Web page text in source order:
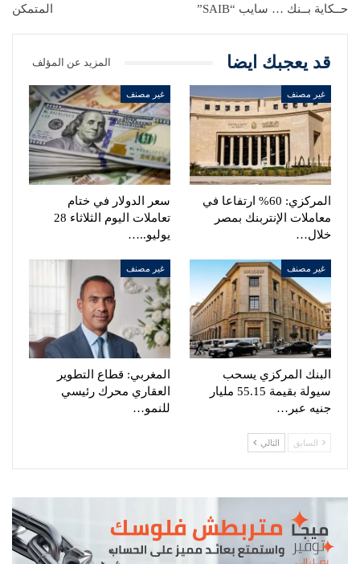
حــكاية بــنك … سايب “SAIB” المتمكن
قد يعجبك ايضا المزيد عن المؤلف
غير مصنف
المركزي: 60% ارتفاعا في
معاملات الإنتربنك بمصر
خلال…
غير مصنف
سعر الدولار في ختام
تعاملات اليوم الثلاثاء 28
يوليو..…
غير مصنف
البنك المركزي يسحب
سيولة بقيمة 55.15 مليار
جنيه عبر…
غير مصنف
المغربي: قطاع التطوير
العقاري محرك رئيسي
للنمو…
السابق التالي